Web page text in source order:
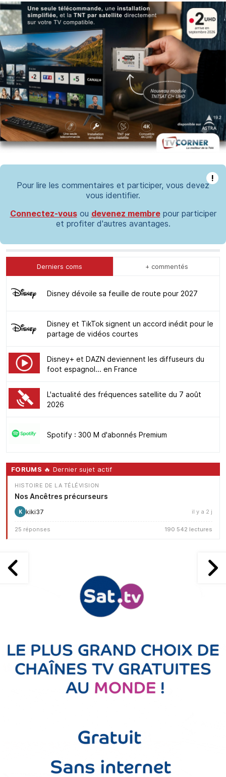
!
Pour lire les commentaires et participer, vous devez
vous identifier.
Connectez-vousou devenez membrepour participer
et profiter d'autres avantages.
Derniers coms + commentés
Disney dévoile sa feuille de route pour 2027
Disney et TikTok signent un accord inédit pour le
partage de vidéos courtes
Disney+ et DAZN deviennent les diffuseurs du
foot espagnol... en France
L'actualité des fréquences satellite du 7 août
2026
Spotify : 300 M d'abonnés Premium
FORUMS 🔥 Dernier sujet actif
HISTOIRE DE LA TÉLÉVISION
Nos Ancêtres précurseurs
K kiki37 il y a 2 j
25 réponses 190 542 lectures